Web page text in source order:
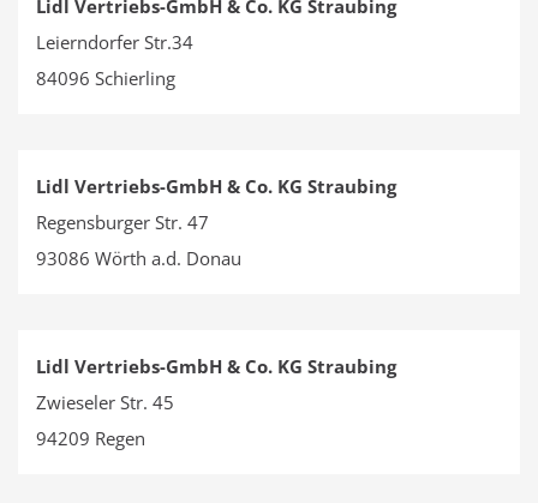
Lidl Vertriebs-GmbH & Co. KG Straubing
Leierndorfer Str.34
84096 Schierling
Lidl Vertriebs-GmbH & Co. KG Straubing
Regensburger Str. 47
93086 Wörth a.d. Donau
Lidl Vertriebs-GmbH & Co. KG Straubing
Zwieseler Str. 45
94209 Regen